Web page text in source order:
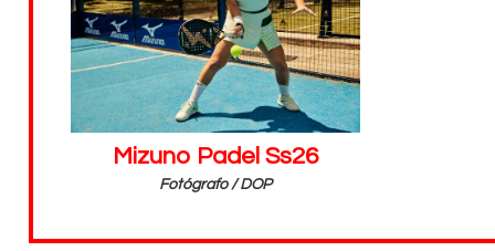
Mizuno Padel Ss26
Fotógrafo / DOP